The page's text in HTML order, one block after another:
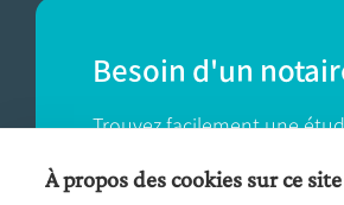
Besoin d'un
Trouvez facilement une
près de chez vous.
À propos des cookies sur ce site